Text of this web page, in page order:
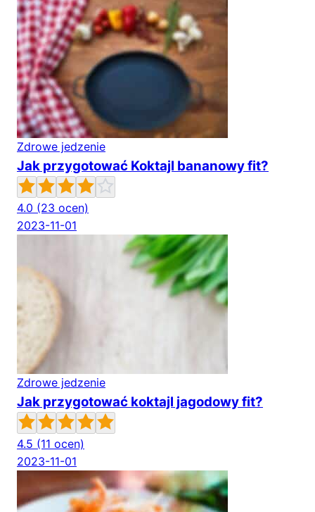
Zdrowe jedzenie
Jak przygotować Koktajl bananowy fit?
4.0 (23 ocen)
2023-11-01
Zdrowe jedzenie
Jak przygotować koktajl jagodowy fit?
4.5 (11 ocen)
2023-11-01